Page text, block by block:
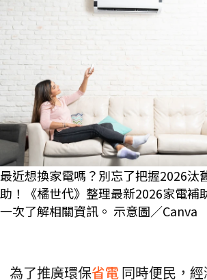
最近想換家電嗎？別忘了把握2026汰
助！《橘世代》整理最新2026家電補
一次了解相關資訊。 示意圖／Canva
為了推廣環保省電同時便民，